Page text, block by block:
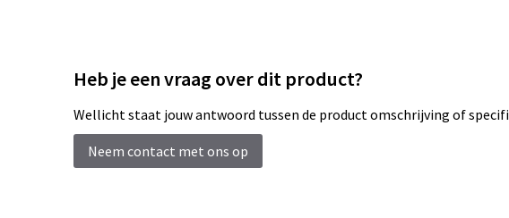
Heb je een vraag over dit product?
Wellicht staat jouw antwoord tussen de product omschrijving of
Neem contact met ons op